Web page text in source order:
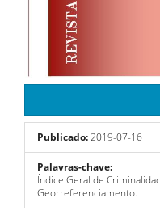
Publicado:2019-07-16
Palavras-chave:
Índice Geral de
Georreferenciamento.